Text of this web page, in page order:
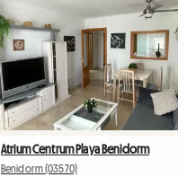
Atrium Centrum Playa Benidorm
Benidorm (03570)